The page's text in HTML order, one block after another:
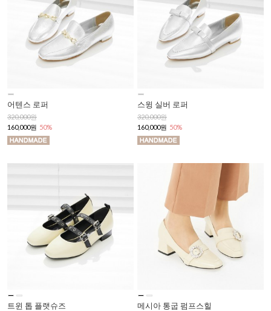
어텐스 로퍼
320,000원
160,000원 50%
스윙 실버 로퍼
320,000원
160,000원 50%
트윈 톱 플랫슈즈 메시아 통굽 펌프스힐